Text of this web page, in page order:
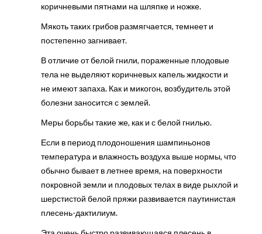
коричневыми пятнами на шляпке и ножке.
Мякоть таких грибов размягчается, темнеет и
постепенно загнивает.
В отличие от белой гнили, пораженные плодовые
тела не выделяют коричневых капель жидкости и
не имеют запаха. Как и микогон, возбудитель этой
болезни заносится с землей.
Меры борьбы такие же, как и с белой гнилью.
Если в период плодоношения шампиньонов
температура и влажность воздуха выше нормы, что
обычно бывает в летнее время, на поверхности
покровной земли и плодовых телах в виде рыхлой и
шерстистой белой пряжи развивается паутинистая
плесень-дактилиум.